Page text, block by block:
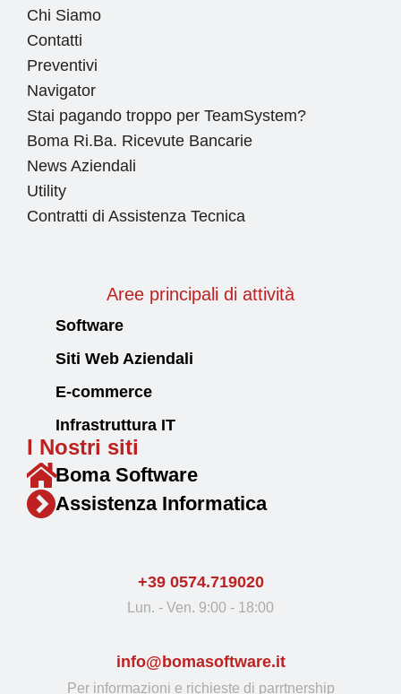
Chi Siamo
Contatti
Preventivi
Navigator
Stai pagando troppo per TeamSystem?
Boma Ri.Ba. Ricevute Bancarie
News Aziendali
Utility
Contratti di Assistenza Tecnica
Aree principali di attività
Software
Siti Web Aziendali
E-commerce
Infrastruttura IT
I Nostri siti
Boma Software
Assistenza Informatica
+39 0574.719020
Lun. - Ven. 9:00 - 18:00
info@bomasoftware.it
Per informazioni e richieste di parrtnership